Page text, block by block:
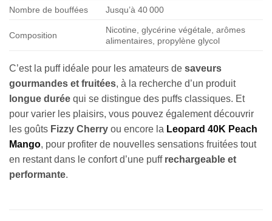
Nombre de bouffées Jusqu’à 40 000
Composition
Nicotine, glycérine végétale, arômes
alimentaires, propylène glycol
C’est la puff idéale pour les amateurs de saveurs
gourmandes et fruitées, à la recherche d’un produit
longue durée qui se distingue des puffs classiques. Et
pour varier les plaisirs, vous pouvez également découvrir
les goûts Fizzy Cherry ou encore la Leopard 40K Peach
Mango, pour profiter de nouvelles sensations fruitées tout
en restant dans le confort d’une puff rechargeable et
performante.
Appliquer les filtres